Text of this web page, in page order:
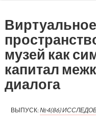
музей как
капитал
диалога
ВЫПУСК:№4(86)